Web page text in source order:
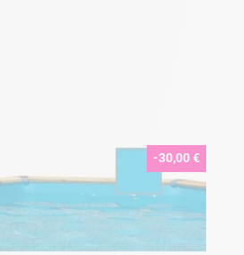
-30,00 €